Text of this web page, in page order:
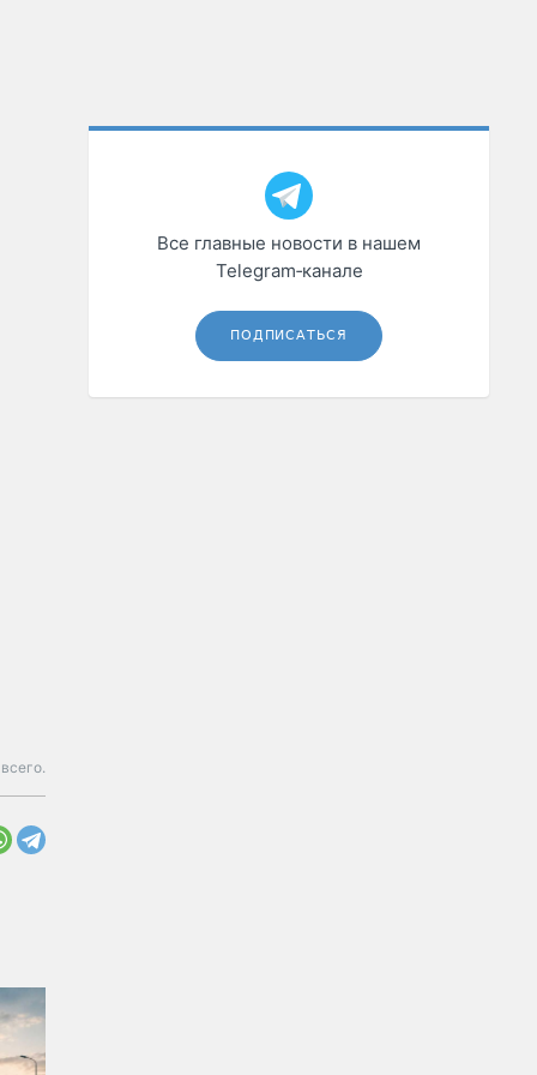
Все главные новости в нашем
Telegram‑канале
ПОДПИСАТЬСЯ